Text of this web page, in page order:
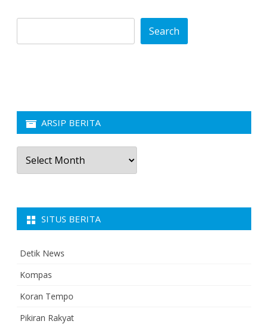
Search
ARSIP BERITA
Arsip
Berita
SITUS BERITA
Detik News
Kompas
Koran Tempo
Pikiran Rakyat